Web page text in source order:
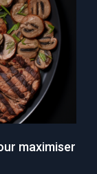
maximiser